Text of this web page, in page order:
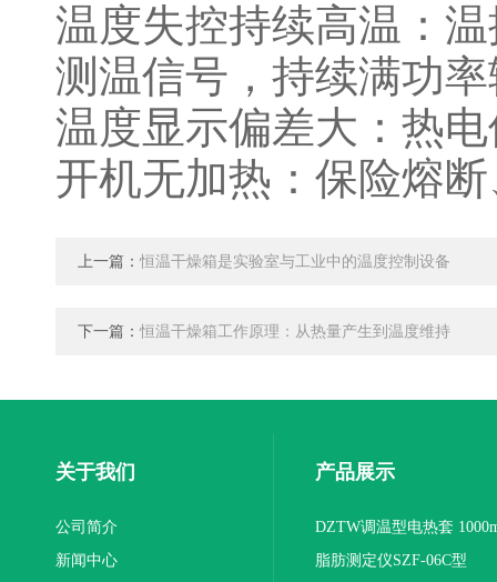
温度失控持续高温：
测温信号，持续满功
温度显示偏差大：热
开机无加热：保险熔
上一篇： 恒温干燥箱是实验室与工业中的温度控制设备
下一篇： 恒温干燥箱工作原理：从热量产生到温度维持
关于我们
公司简介
新闻中心
产品展示
DZTW调温型电热套
联
脂肪测定仪SZF-06C型